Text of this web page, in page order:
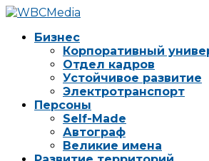
Бизнес
Корпоративный
Отдел кадров
Устойчивое развитие
Электротранспорт
Персоны
Self-Made
Автограф
Великие имена